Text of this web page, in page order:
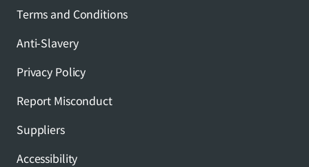
Terms and Conditions
Anti-Slavery
Privacy Policy
Report Misconduct
Suppliers
Accessibility